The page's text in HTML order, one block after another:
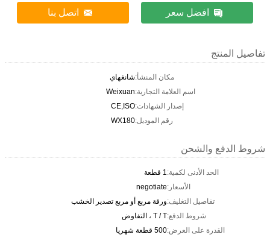
افضل سعر اتصل بنا
تفاصيل المنتج
مكان المنشأ:شانغهاي
اسم العلامة التجارية:Weixuan
إصدار الشهادات:CE,ISO
رقم الموديل:WX180
شروط الدفع والشحن
الحد الأدنى لكمية:1 قطعة
الأسعار:negotiate
تفاصيل التغليف:ورقة مربع أو مربع تصدير الخشب
شروط الدفع:T / T ، التفاوض
القدرة على العرض:500 قطعة شهريا